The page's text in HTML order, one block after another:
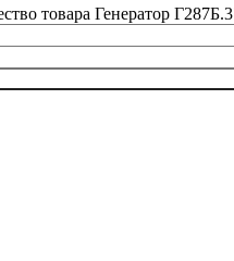
товара Генератор